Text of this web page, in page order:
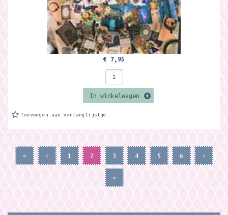
€ 7,95
In winkelwagen
Toevoegen aan verlanglijstje
« ‹ 1 2 3 4 5 6 ›
»